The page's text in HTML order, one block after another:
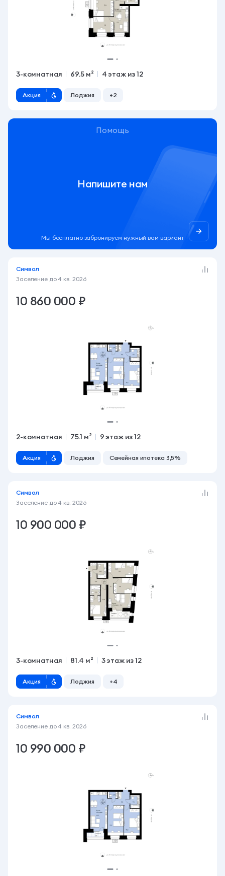
3-комнатная 69.5 м² 4 этаж из 12
Акция Лоджия +2
Помощь
Напишите нам
Мы бесплатно забронируем нужный вам вариант
Символ
Заселение до4 кв. 2026
10 860 000 ₽
2-комнатная 75.1 м² 9 этаж из 12
Акция Лоджия Семейная ипотека 3,5%
Символ
Заселение до4 кв. 2026
10 900 000 ₽
3-комнатная 81.4 м² 3 этаж из 12
Акция Лоджия +4
Символ
Заселение до4 кв. 2026
10 990 000 ₽